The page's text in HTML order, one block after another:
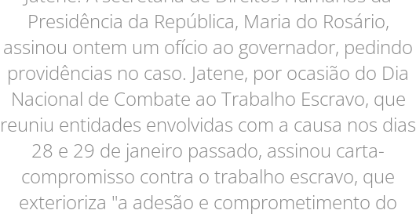
Presidência da República, Maria do Rosário,
assinou ontem um ofício ao governador, pedindo
providências no caso. Jatene, por ocasião do Dia
Nacional de Combate ao Trabalho Escravo, que
reuniu entidades envolvidas com a causa nos dias
28 e 29 de janeiro passado, assinou carta-
compromisso contra o trabalho escravo, que
exterioriza "a adesão e comprometimento do